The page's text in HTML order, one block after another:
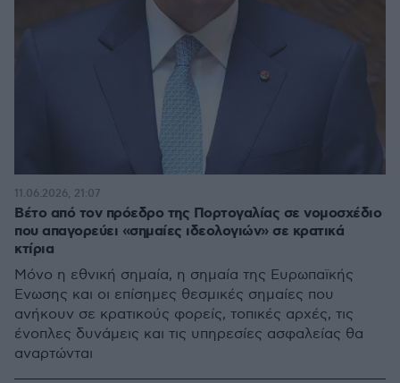
Βέτο από τον πρόεδρο της Πορτογαλίας σε νομοσχέδιο
που απαγορεύει «σημαίες ιδεολογιών» σε κρατικά
κτίρια
Μόνο η εθνική σημαία, η σημαία της Ευρωπαϊκής
Ένωσης και οι επίσημες θεσμικές σημαίες που
ανήκουν σε κρατικούς φορείς, τοπικές αρχές, τις
ένοπλες δυνάμεις και τις υπηρεσίες ασφαλείας θα
αναρτώνται
11.06.2026, 21:07